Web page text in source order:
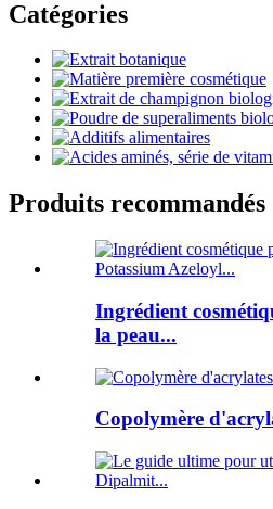
Catégories
Produits recommandés
Ingrédient
la peau...
Copolymère